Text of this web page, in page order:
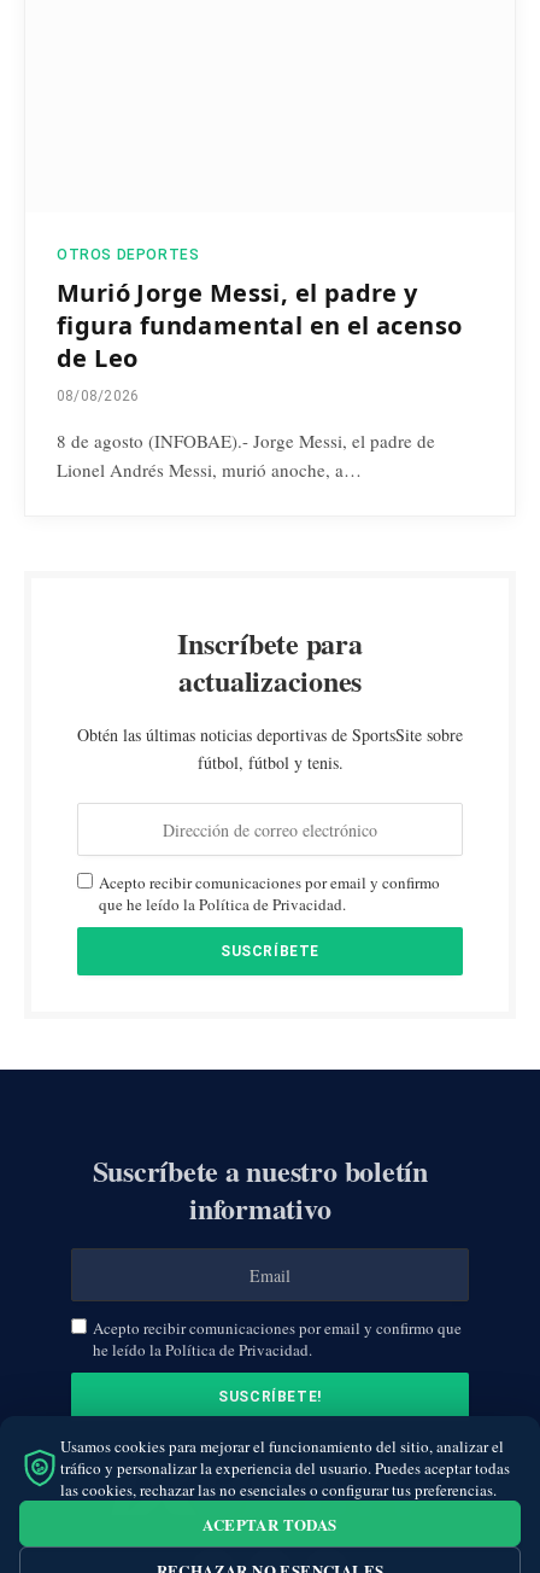
OTROS DEPORTES
Murió Jorge Messi, el padre y
figura fundamental en el acenso
de Leo
08/08/2026
8 de agosto (INFOBAE).- Jorge Messi, el padre de
Lionel Andrés Messi, murió anoche, a…
Inscríbete para
actualizaciones
Obtén las últimas noticias deportivas de SportsSite sobre
fútbol, fútbol y tenis.
Acepto recibir comunicaciones por email y confirmo
que he leído la Política de Privacidad.
Suscríbete a nuestro boletín
informativo
Acepto recibir comunicaciones por email y confirmo que
he leído la Política de Privacidad.
Usamos cookies para mejorar el funcionamiento del sitio, analizar el
tráfico y personalizar la experiencia del usuario. Puedes aceptar todas
las cookies, rechazar las no esenciales o configurar tus preferencias.
ACEPTAR TODAS